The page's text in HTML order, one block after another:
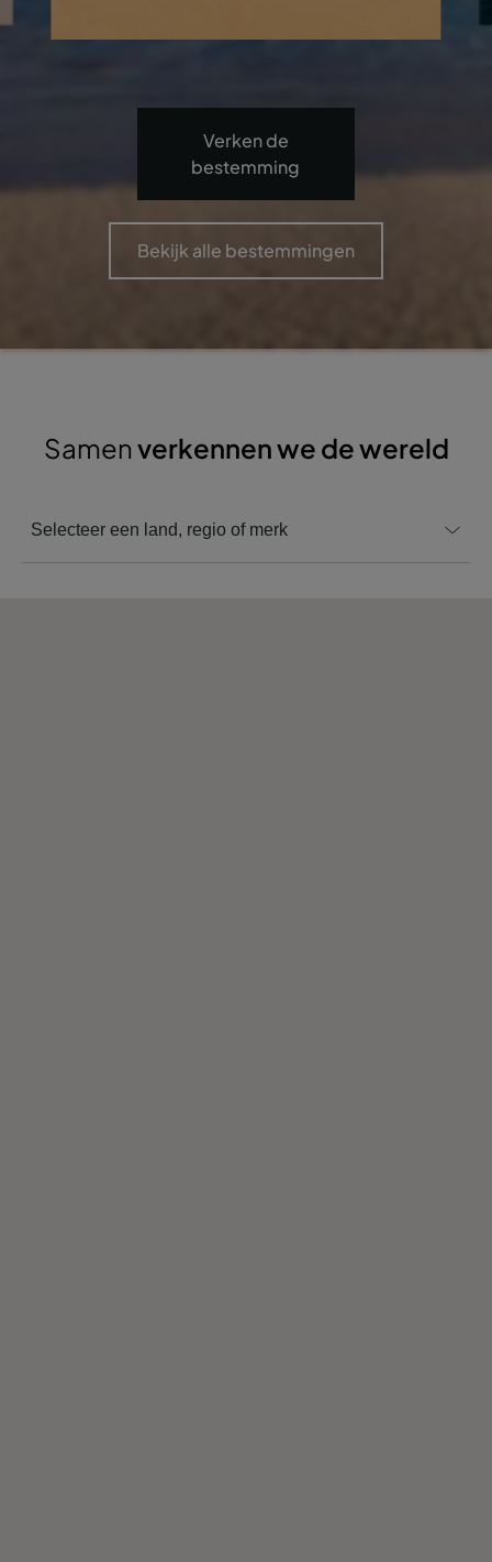
Verken de
bestemming
Bekijk alle bestemmingen
Samen verkennen we de wereld
Selecteer een land, regio of merk